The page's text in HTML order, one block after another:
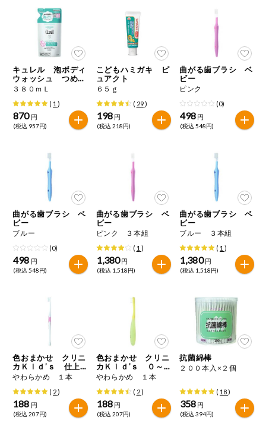
PC版サイトを表示
テキスト注文サイトを表示
お問い合わせ
衣料品
ペット
先着限定企画
スマート・ワ
今週のお買い
今週の新登場
複数注文でお
ポイントがも
らえる！
お弁当用商品
キュレル 泡ボディ
ウォッシュ つめか
え用
３８０ｍＬ
( 1 )
870 円
(税込 957円)
こどもハミガキ ピ
ュアクト
６５ｇ
( 29)
198 円
(税込 218円)
曲がる歯ブラシ ベ
ビー
ピンク
(0)
498 円
(税込 548円)
曲がる歯ブラシ ベ
ビー
ブルー
(0)
498 円
(税込 548円)
曲がる歯ブラシ ベ
ビー
ピンク ３本組
( 1 )
1,380 円
(税込 1,518円)
曲がる歯ブラシ ベ
ビー
ブルー ３本組
( 1 )
1,380 円
(税込 1,518円)
色おまかせ クリニ
カＫｉｄ’ｓ 仕上
げみがき専用
やわらかめ １本
( 2)
188 円
(税込 207円)
色おまかせ クリニ
カＫｉｄ’ｓ ０～
２才用
やわらかめ １本
( 2)
188 円
(税込 207円)
抗菌綿棒
２００本入×２個
( 18)
358 円
(税込 394円)